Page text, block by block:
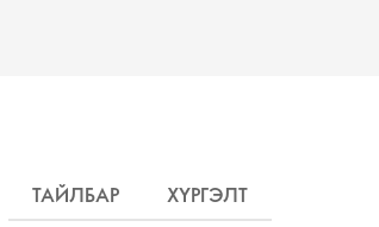
ТАЙЛБАР ХҮРГЭЛТ